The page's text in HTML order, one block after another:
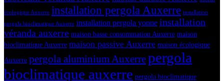
écologique Auxerre installation pergola Auxerre installation
pergola bioclimatique Auxerre installation pergola yonne installation
véranda auxerre maison basse consommation Auxerre maison
bioclimatique Auxerre maison passive Auxerre maison écologique
Auxerre pergola aluminium Auxerrepergola
bioclimatique auxerre pergola bioclimatique